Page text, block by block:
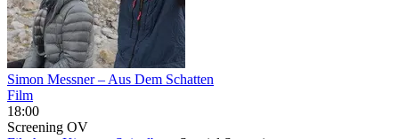
Simon Messner – Aus Dem Schatten
Film
18:00
Screening OV